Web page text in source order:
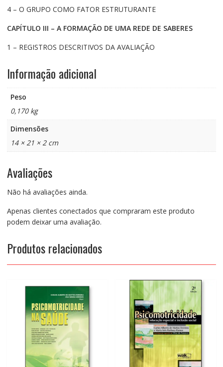
4 – O GRUPO COMO FATOR ESTRUTURANTE
CAPÍTULO III – A FORMAÇÃO DE UMA REDE DE SABERES
1 – REGISTROS DESCRITIVOS DA AVALIAÇÃO
Informação adicional
Peso
0,170 kg
Dimensões
14 × 21 × 2 cm
Avaliações
Não há avaliações ainda.
Apenas clientes conectados que compraram este produto
podem deixar uma avaliação.
Produtos relacionados